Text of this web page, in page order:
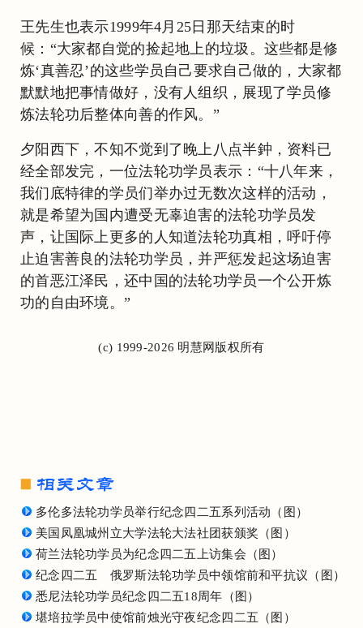
王先生也表示1999年4月25日那天结束的时
候：“大家都自觉的捡起地上的垃圾。这些都是修
炼‘真善忍’的这些学员自己要求自己做的，大家都
默默地把事情做好，没有人组织，展现了学员修
炼法轮功后整体向善的作风。”
夕阳西下，不知不觉到了晚上八点半鈡，资料已
经全部发完，一位法轮功学员表示：“十八年来，
我们底特律的学员们举办过无数次这样的活动，
就是希望为国内遭受无辜迫害的法轮功学员发
声，让国际上更多的人知道法轮功真相，呼吁停
止迫害善良的法轮功学员，并严惩发起这场迫害
的首恶江泽民，还中国的法轮功学员一个公开炼
功的自由环境。”
(c) 1999-2026 明慧网版权所有
多伦多法轮功学员举行纪念四二五系列活动（图）
美国凤凰城州立大学法轮大法社团获颁奖（图）
荷兰法轮功学员为纪念四二五上访集会（图）
纪念四二五 俄罗斯法轮功学员中领馆前和平抗议（图）
悉尼法轮功学员纪念四二五18周年（图）
堪培拉学员中使馆前烛光守夜纪念四二五（图）